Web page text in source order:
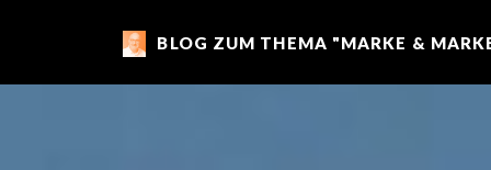
mBLOG ZUM THEMA "MARKE &